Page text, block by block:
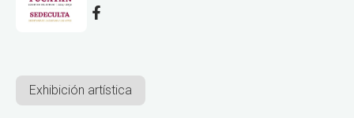
Exhibición artística